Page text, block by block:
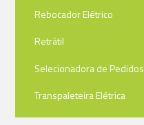
Rebocador Elétrico
Retrátil
Selecionadora de Pedidos
Transpaleteira Elétrica